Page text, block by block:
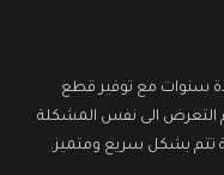
سنوات مع توفير قطع
التعرض الى نفس المشكلة
تتم بشكل سريع ومتميز.